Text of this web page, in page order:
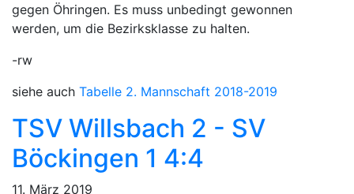
gegen Öhringen. Es muss unbedingt gewonnen
werden, um die Bezirksklasse zu halten.
-rw
siehe auch Tabelle 2. Mannschaft 2018-2019
TSV Willsbach 2 - SV
Böckingen 1 4:4
11. März 2019